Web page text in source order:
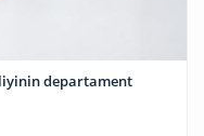
departament